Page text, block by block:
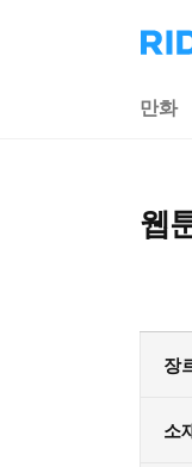
리
디
으
만화
웹
장
소